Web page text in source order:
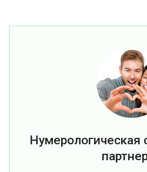
Нумерологическая